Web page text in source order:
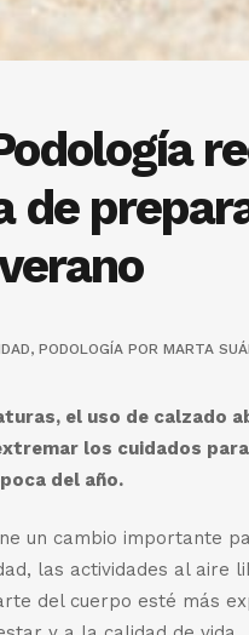
de
, PODOLOGÍA POR MARTA
el uso de calzado
los cuidados
del año.
un cambio importante
las actividades al aire
del cuerpo esté más